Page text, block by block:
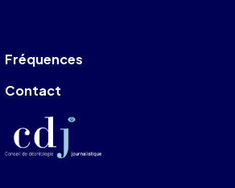
Fréquences
Contact